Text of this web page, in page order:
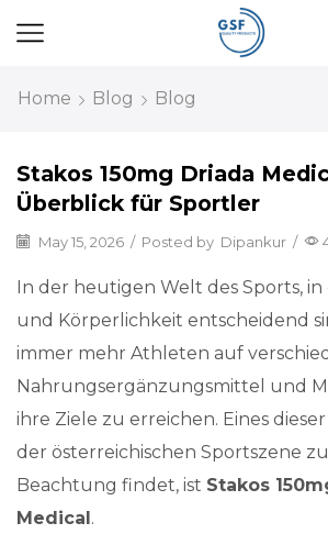
Home Blog Blog
Stakos 150mg Driada
Überblick für Sportler
May 15, 2026 / Posted by Dipankur /
In der heutigen Welt des Sports,
und Körperlichkeit entscheidend
immer mehr Athleten auf
Nahrungsergänzungsmittel und
ihre Ziele zu erreichen. Eines
der österreichischen Sportszene
Beachtung findet, ist Stakos
Medical .